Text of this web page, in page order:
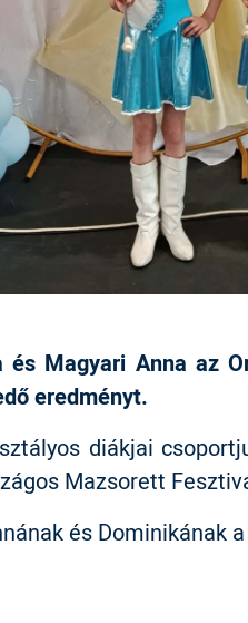
és Magyari Anna az
eredményt.
diákjai
Mazsorett
és Dominikának